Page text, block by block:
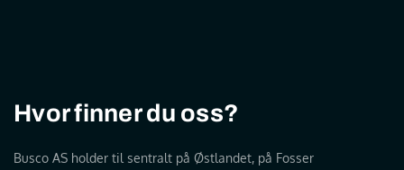
Hvor finner du oss?
Busco AS holder til sentralt på Østlandet, på Fosser